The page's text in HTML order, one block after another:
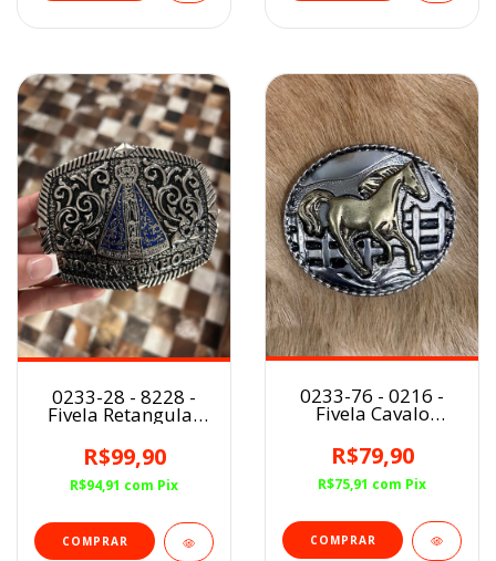
0233-28 - 8228 -
Fivela Retangular
Nossa Senhora
Aparecida Azul
R$99,90
R$94,91 com Pix
0233-76 - 0216 -
Fivela Cavalo
R$79,90
R$75,91 com Pix